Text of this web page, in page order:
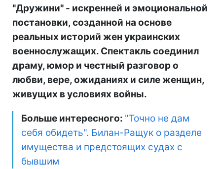
"Дружини" - искренней и эмоциональной
постановки, созданной на основе
реальных историй жен украинских
военнослужащих. Спектакль соединил
драму, юмор и честный разговор о
любви, вере, ожиданиях и силе женщин,
живущих в условиях войны.
Больше интересного: "Точно не дам
себя обидеть". Билан-Ращук о разделе
имущества и предстоящих судах с
бывшим